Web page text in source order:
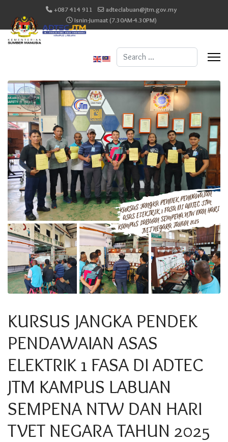
+087 414 911
adteclabuan@jtm.gov.my
Isnin-Jumaat (7.30AM-4.30PM)
Search
KURSUS JANGKA PENDEK
PENDAWAIAN ASAS
ELEKTRIK 1 FASA DI ADTEC
JTM KAMPUS LABUAN
SEMPENA NTW DAN HARI
TVET NEGARA TAHUN 2025